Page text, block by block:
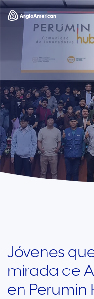
Jóvenes
mirada de
en Perumin